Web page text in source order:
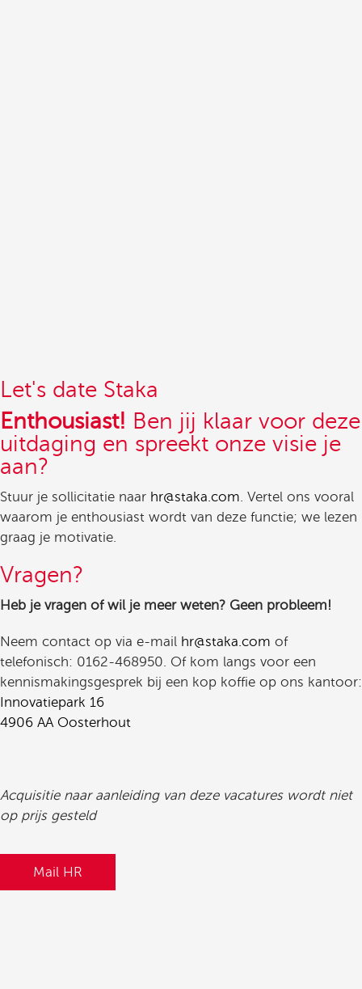
Let's date Staka
Enthousiast! Ben jij klaar voor deze
uitdaging en spreekt onze visie je
aan?
Stuur je sollicitatie naar hr@staka.com. Vertel ons vooral
waarom je enthousiast wordt van deze functie; we lezen
graag je motivatie.
Vragen?
Heb je vragen of wil je meer weten? Geen probleem!
Neem contact op via e-mail hr@staka.com of
telefonisch: 0162-468950. Of kom langs voor een
kennismakingsgesprek bij een kop koffie op ons kantoor:
Innovatiepark 16
4906 AA Oosterhout
Acquisitie naar aanleiding van deze vacatures wordt niet
op prijs gesteld
Mail HR